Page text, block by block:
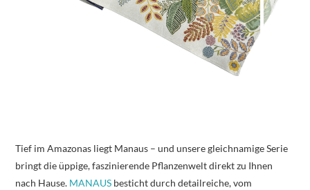
Tief im Amazonas liegt Manaus – und unsere gleichnamige Serie
bringt die üppige, faszinierende Pflanzenwelt direkt zu Ihnen
nach Hause. MANAUS besticht durch detailreiche, vom